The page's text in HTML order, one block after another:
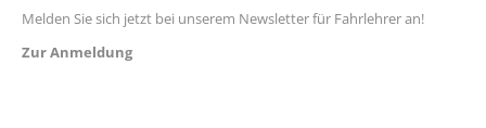
Melden Sie sich jetzt bei unserem Newsletter für Fahrlehrer an!
Zur Anmeldung